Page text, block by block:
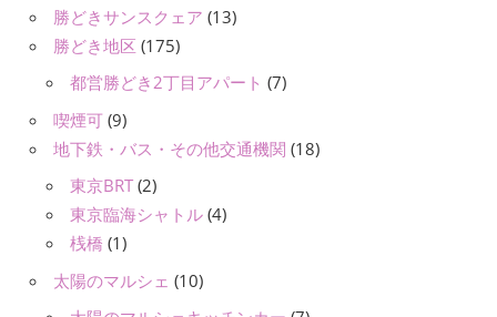
勝どきサンスクェア (13)
勝どき地区 (175)
都営勝どき2丁目アパート (7)
喫煙可 (9)
地下鉄・バス・その他交通機関 (18)
東京BRT (2)
東京臨海シャトル (4)
桟橋 (1)
太陽のマルシェ (10)